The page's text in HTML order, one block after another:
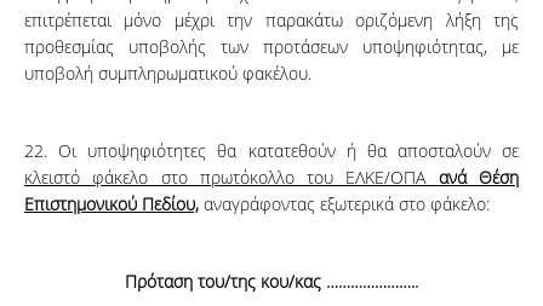
επιτρέπεται μόνο μέχρι την παρακάτω οριζόμενη λήξη της
προθεσμίας υποβολής των προτάσεων υποψηφιότητας, με
υποβολή συμπληρωματικού φακέλου.
22. Οι υποψηφιότητες θα κατατεθούν ή θα αποσταλούν σε
κλειστό φάκελο στο πρωτόκολλο του ΕΛΚΕ/ΟΠΑ ανά Θέση
Επιστημονικού Πεδίου, αναγράφοντας εξωτερικά στο φάκελο:
Πρόταση του/της κου/κας …………………..